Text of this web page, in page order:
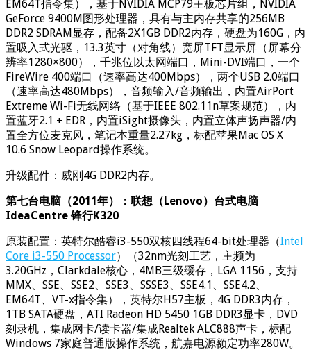
EM64T指令集），基于NVIDIA MCP79主板芯片组，NVIDIA
GeForce 9400M图形处理器，具有与主内存共享的256MB
DDR2 SDRAM显存，配备2X1GB DDR2内存，硬盘为160G，内
置吸入式光驱，13.3英寸（对角线）宽屏TFT显示屏（屏幕分
辨率1280×800），千兆位以太网端口，Mini-DVI端口，一个
FireWire 400端口（速率高达400Mbps），两个USB 2.0端口
（速率高达480Mbps），音频输入/音频输出，内置AirPort
Extreme Wi-Fi无线网络（基于IEEE 802.11n草案规范），内
置蓝牙2.1 + EDR，内置iSight摄像头，内置立体声扬声器/内
置全方位麦克风，笔记本重量2.27kg，标配苹果Mac OS X
10.6 Snow Leopard操作系统。
升级配件：威刚4G DDR2内存。
第七台电脑（2011年）：联想（Lenovo）台式电脑
IdeaCentre 锋行K320
原装配置：英特尔酷睿i3-550双核四线程64-bit处理器（Intel
Core i3-550 Processor）（32nm光刻工艺，主频为
3.20GHz，Clarkdale核心，4MB三级缓存，LGA 1156，支持
MMX、SSE、SSE2、SSE3、SSSE3、SSE4.1、SSE4.2、
EM64T、VT-x指令集），英特尔H57主板，4G DDR3内存，
1TB SATA硬盘，ATI Radeon HD 5450 1GB DDR3显卡，DVD
刻录机，集成网卡/读卡器/集成Realtek ALC888声卡，标配
Windows 7家庭普通版操作系统，航嘉电源额定功率280W。